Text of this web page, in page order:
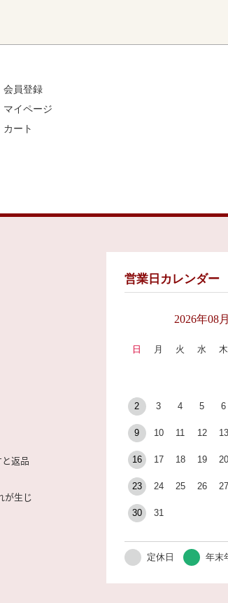
会員登録
マイページ
カート
返品
が生じ
営業日カレンダー
2026年08月
日 月 火 水 木
2 3 4 5 6
9 10 11 12 13
16 17 18 19 20
23 24 25 26 27
30 31
定休日 年末